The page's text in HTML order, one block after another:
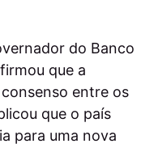
do Banco
que a
entre os
que o país
para uma nova